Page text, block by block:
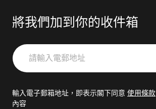
將我們加到你的收件箱
請
輸
郵
輸入電子郵箱地址，即表示閣下同意 使用條款
內容